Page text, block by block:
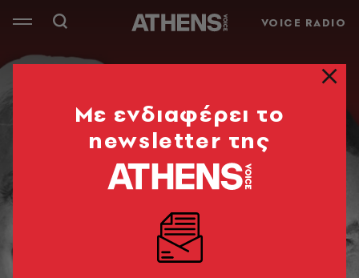
VOICE RADIO
Mε ενδιαφέρει το
newsletter της